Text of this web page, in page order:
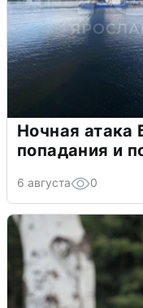
Ночная атака
попадания и
6 августа 0